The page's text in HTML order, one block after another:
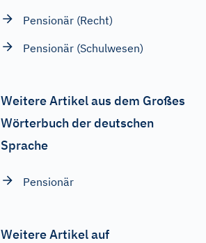
Pensionär (Recht)
Pensionär (Schulwesen)
Weitere Artikel aus dem Großes
Wörterbuch der deutschen
Sprache
Pensionär
Weitere Artikel auf